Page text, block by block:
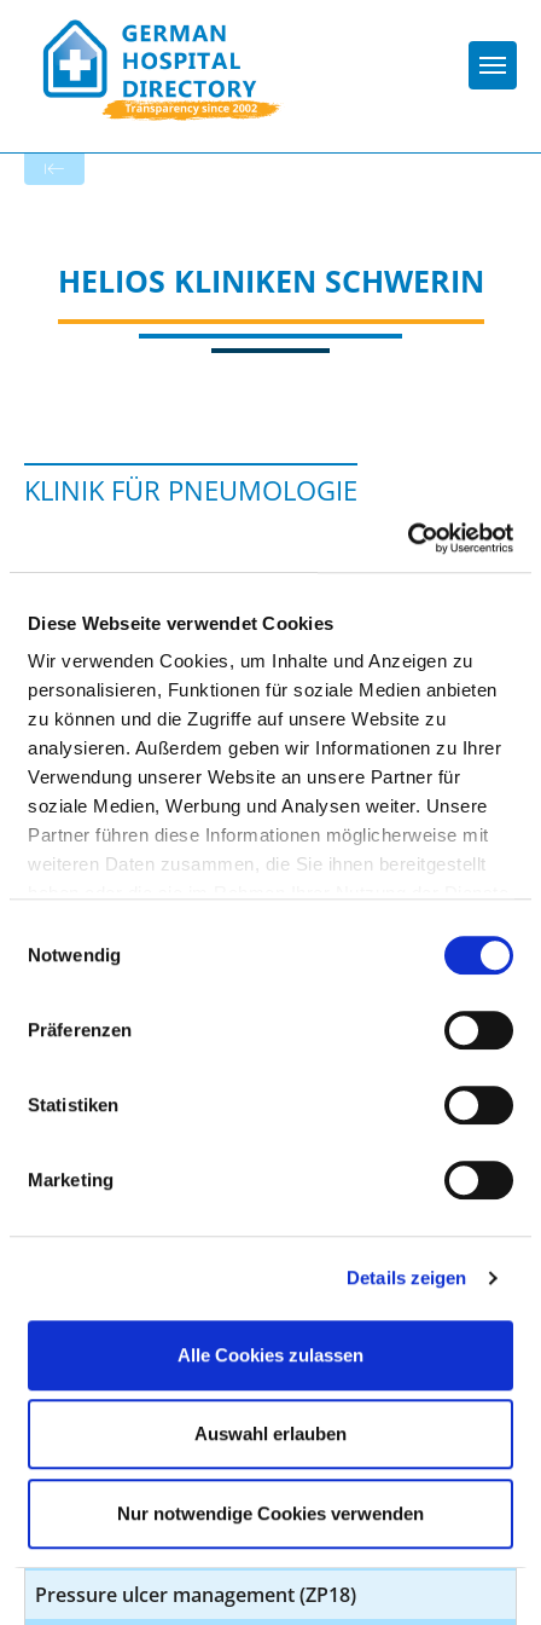
Diese Webseite verwendet Cookies
Wir verwenden Cookies, um Inhalte und Anzeigen zu
personalisieren, Funktionen für soziale Medien anbieten
zu können und die Zugriffe auf unsere Website zu
analysieren. Außerdem geben wir Informationen zu Ihrer
Verwendung unserer Website an unsere Partner für
soziale Medien, Werbung und Analysen weiter. Unsere
Partner führen diese Informationen möglicherweise mit
weiteren Daten zusammen, die Sie ihnen bereitgestellt
Notwendig
Präferenzen
Statistiken
Marketing
Details zeigen
Alle Cookies zulassen
Auswahl erlauben
Nur notwendige Cookies verwenden
HELIOS KLINIKEN SCHWERIN
KLINIK FÜR PNEUMOLOGIE
NURSING EXPERTISE
Intensive care and anaesthesia (PQ04)
Management of a ward / area (PQ05)
Nursing care in oncology (PQ07)
Emergency care (PQ12)
Nursing care in endoscopy (PQ18)
Practical guide (PQ20)
Intermediate care (PQ22)
Endoscopy / functional diagnostics (ZP04)
Continence management (ZP09)
Quality management (ZP13)
Pain management (ZP14)
Wound management (ZP16)
Pressure ulcer management (ZP18)